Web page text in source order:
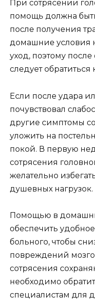
При сотрясении
помощь должна
после получения
домашние условия
уход, поэтому
следует
Если после удара
почувствовал
другие симптомы
уложить на
покой. В первую
сотрясения
желательно
душевных нагрузок.
Помощью в
обеспечить
больного, чтобы
повреждений
сотрясения
необходимо
специалистам для